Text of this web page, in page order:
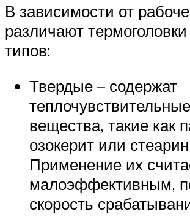
В зависимости от
различают термоголовки
типов:
Твердые – содержат
теплочувствительные
вещества, такие как
озокерит или
Применение их
малоэффективным,
скорость